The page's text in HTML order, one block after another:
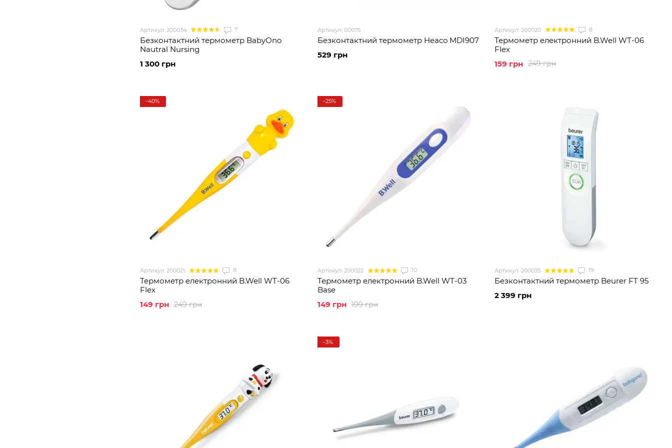
Артикул: 200034 7
Безконтактний термометр BabyOno
Nautral Nursing
1 300 грн
Артикул: 00075
Безконтактний термометр Heaco MDI907
529 грн
Артикул: 200020 8
Термометр електронний B.Well WT-06
Flex
249 грн
159 грн
−40%
Артикул: 200021 8
Термометр електронний B.Well WT-06
Flex
249 грн
149 грн
−25%
Артикул: 200022 10
Термометр електронний B.Well WT-03
Base
199 грн
149 грн
Артикул: 200035 19
Безконтактний термометр Beurer FT 95
2 399 грн
−3%